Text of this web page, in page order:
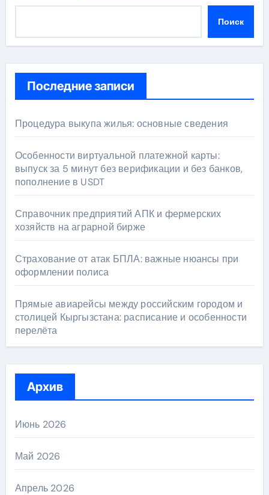
Поиск
Последние записи
Процедура выкупа жилья: основные сведения
Особенности виртуальной платежной карты:
выпуск за 5 минут без верификации и без банков,
пополнение в USDT
Справочник предприятий АПК и фермерских
хозяйств на аграрной бирже
Страхование от атак БПЛА: важные нюансы при
оформлении полиса
Прямые авиарейсы между российским городом и
столицей Кыргызстана: расписание и особенности
перелёта
Архив
Июнь 2026
Май 2026
Апрель 2026